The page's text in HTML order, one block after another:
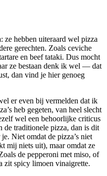
ze hebben uiteraard wel pizza
gerechten. Zoals ceviche
en beef tataki. Dus mocht
ze bestaan denk ik wel — dat
dan vind je hier genoeg
er even bij vermelden dat ik
heb gegeten, van heel slecht
wel een behoorlijke criticus
de traditionele pizza, dan is dit
Niet omdat de pizza’s niet
mij niets uit), maar omdat ze
de pepperoni met miso, of
zit spicy limoen vinaigrette.